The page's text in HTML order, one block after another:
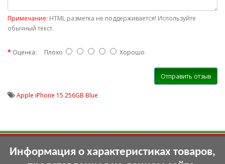
Примечание: HTML разметка не поддерживается! Используйте
обычный текст.
Оценка: Плохо Хорошо
Отправить отзыв
Apple iPhone 15 256GB Blue
Информация о характеристиках товаров,